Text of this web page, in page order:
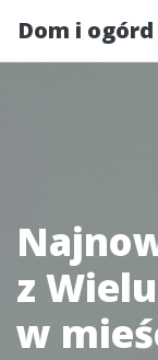
Dom i ogórd
z
w